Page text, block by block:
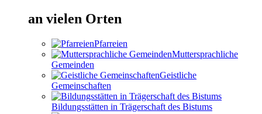
an vielen Orten
Pfarreien
Muttersprachliche
Gemeinden
Geistliche
Gemeinschaften
Bildungsstätten in Trägerschaft des Bistums